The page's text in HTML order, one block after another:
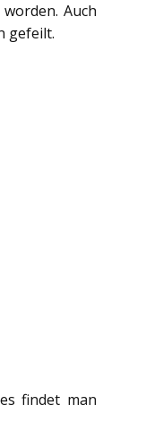
Auch
gefeilt.
findet man